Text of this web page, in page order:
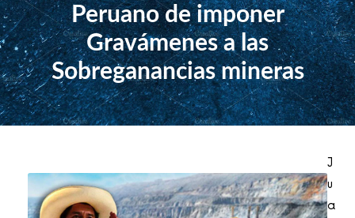
Peruano de imponer
Gravámenes a las
Sobreganancias mineras
J
u
a